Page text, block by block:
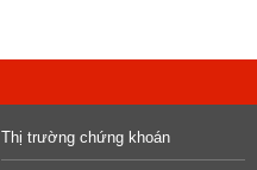
Thị trường chứng khoán